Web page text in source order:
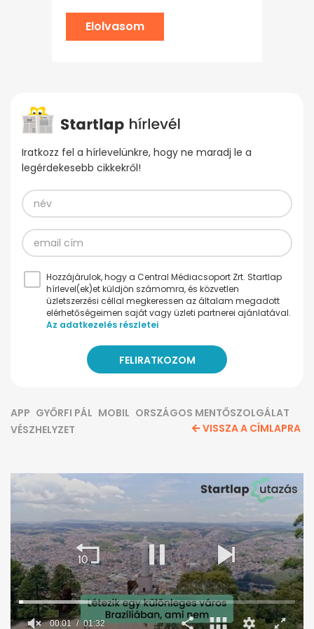
Elolvasom
Iratkozz fel a hírlevelünkre, hogy ne maradj le a
legérdekesebb cikkekről!
Hozzájárulok, hogy a Central Médiacsoport Zrt. Startlap
hírlevel(ek)et küldjön számomra, és közvetlen
üzletszerzési céllal megkeressen az általam megadott
elérhetőségeimen saját vagy üzleti partnerei ajánlatával.
Az adatkezelés részletei
APP GYŐRFI PÁL MOBIL ORSZÁGOS MENTŐSZOLGÁLAT
VÉSZHELYZET
VISSZA A CÍMLAPRA